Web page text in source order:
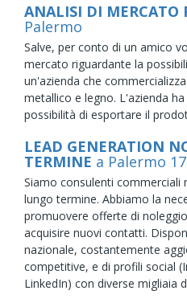
ANALISI DI MERCATO
Palermo
Salve, per conto di un amico
mercato riguardante la
un'azienda che
metallico e legno. L'azienda
possibilità di esportare il
LEAD GENERATION
TERMINE a Palermo 17
Siamo consulenti commerciali
lungo termine. Abbiamo la
promuovere offerte di
acquisire nuovi contatti.
nazionale, costantemente
competitive, e di profili social
LinkedIn) con diverse migliaia